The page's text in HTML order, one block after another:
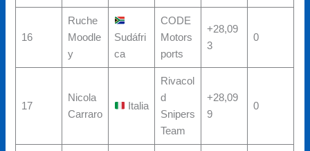
16
Ruche
Moodle
y
Sudáfri
ca
CODE
Motors
ports
+28,09
3
0
17
Nicola
Carraro
Italia
Rivacol
d
Snipers
Team
+28,09
9
0